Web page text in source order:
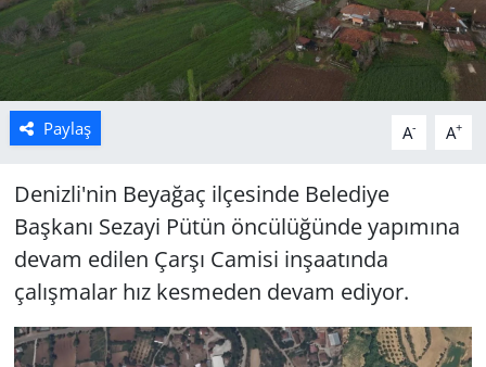
Paylaş A- A+
Denizli'nin Beyağaç ilçesinde Belediye
Başkanı Sezayi Pütün öncülüğünde yapımına
devam edilen Çarşı Camisi inşaatında
çalışmalar hız kesmeden devam ediyor.